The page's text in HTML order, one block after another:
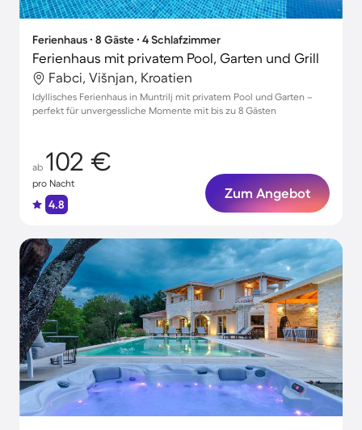
Ferienhaus ∙ 8 Gäste ∙ 4 Schlafzimmer
Ferienhaus mit privatem Pool, Garten und Grill
Fabci, Višnjan, Kroatien
Idyllisches Ferienhaus in Muntrilj mit privatem Pool und Garten –
perfekt für unvergessliche Momente mit bis zu 8 Gästen
ab 102 €
pro Nacht
4.8
Zum Angebot